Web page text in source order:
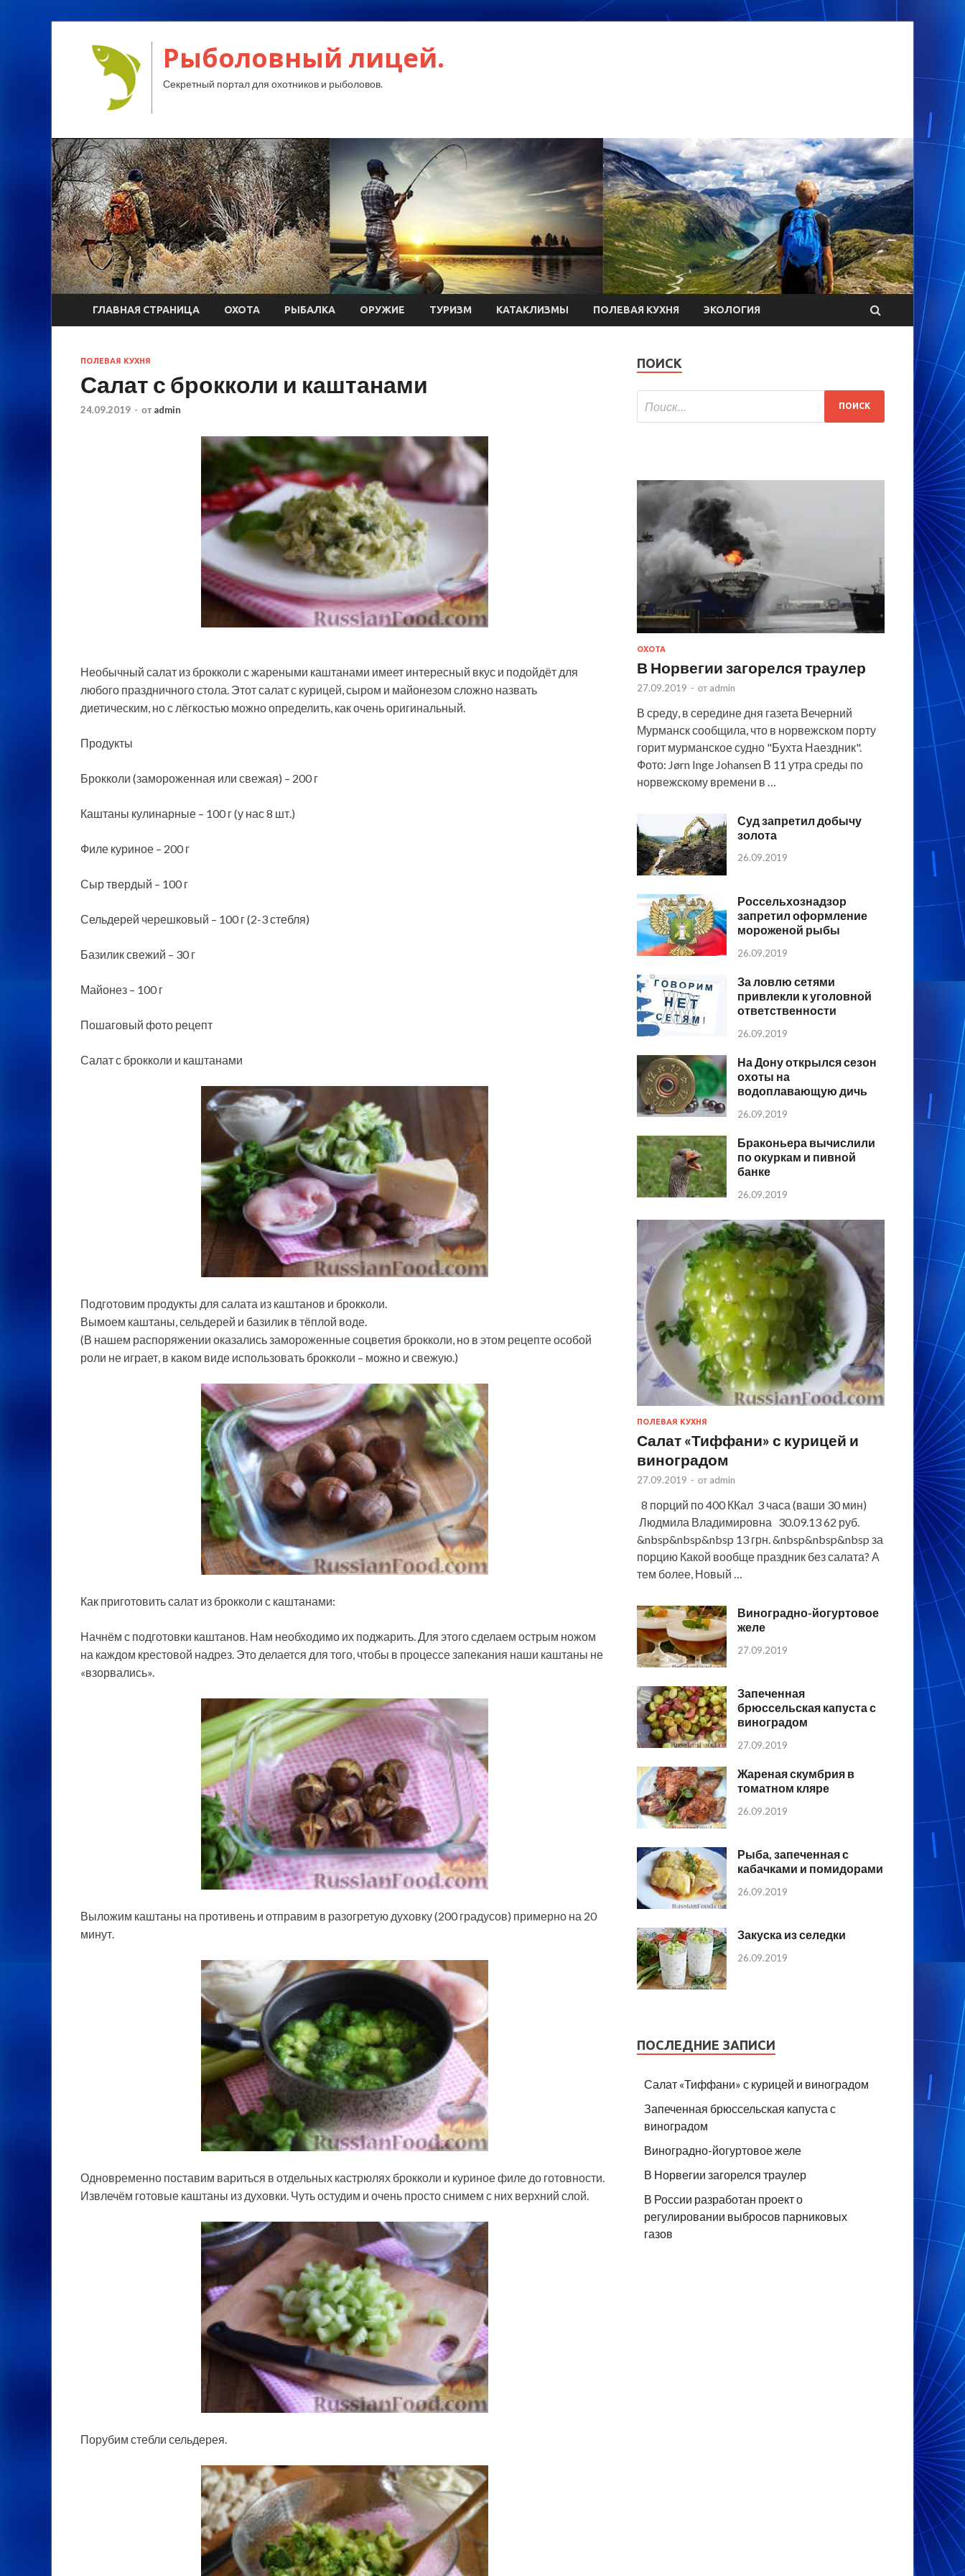
Рыболовный лицей.
Секретный портал для охотников и рыболовов.
ГЛАВНАЯ СТРАНИЦА ОХОТА РЫБАЛКА ОРУЖИЕ ТУРИЗМ КАТАКЛИЗМЫ ПОЛЕВАЯ КУХНЯ ЭКОЛОГИЯ
ПОЛЕВАЯ КУХНЯ
Салат с брокколи и каштанами
24.09.2019 - от admin
Необычный салат из брокколи с жареными каштанами имеет интересный вкус и подойдёт для
любого праздничного стола. Этот салат с курицей, сыром и майонезом сложно назвать
диетическим, но с лёгкостью можно определить, как очень оригинальный.
Продукты
Брокколи (замороженная или свежая) – 200 г
Каштаны кулинарные – 100 г (у нас 8 шт.)
Филе куриное – 200 г
Сыр твердый – 100 г
Сельдерей черешковый – 100 г (2-3 стебля)
Базилик свежий – 30 г
Майонез – 100 г
Пошаговый фото рецепт
Салат с брокколи и каштанами
Подготовим продукты для салата из каштанов и брокколи.
Вымоем каштаны, сельдерей и базилик в тёплой воде.
(В нашем распоряжении оказались замороженные соцветия брокколи, но в этом рецепте особой
роли не играет, в каком виде использовать брокколи – можно и свежую.)
Как приготовить салат из брокколи с каштанами:
Начнём с подготовки каштанов. Нам необходимо их поджарить. Для этого сделаем острым ножом
на каждом крестовой надрез. Это делается для того, чтобы в процессе запекания наши каштаны не
«взорвались».
Выложим каштаны на противень и отправим в разогретую духовку (200 градусов) примерно на 20
минут.
Одновременно поставим вариться в отдельных кастрюлях брокколи и куриное филе до готовности.
Извлечём готовые каштаны из духовки. Чуть остудим и очень просто снимем с них верхний слой.
Порубим стебли сельдерея.
ПОИСК
ОХОТА
В Норвегии загорелся траулер
27.09.2019 - от admin
В среду, в середине дня газета Вечерний
Мурманск сообщила, что в норвежском порту
горит мурманское судно "Бухта Наездник".
Фото: Jørn Inge Johansen В 11 утра среды по
норвежскому времени в …
Суд запретил добычу
золота
26.09.2019
Россельхознадзор
запретил оформление
мороженой рыбы
26.09.2019
За ловлю сетями
привлекли к уголовной
ответственности
26.09.2019
На Дону открылся сезон
охоты на
водоплавающую дичь
26.09.2019
Браконьера вычислили
по окуркам и пивной
банке
26.09.2019
ПОЛЕВАЯ КУХНЯ
Салат «Тиффани» с курицей и
виноградом
27.09.2019 - от admin
8 порций по 400 ККал 3 часа (ваши 30 мин)
Людмила Владимировна 30.09.13 62 руб.
&nbsp&nbsp&nbsp 13 грн. &nbsp&nbsp&nbsp за
порцию Какой вообще праздник без салата? А
тем более, Новый …
Виноградно-йогуртовое
желе
27.09.2019
Запеченная
брюссельская капуста с
виноградом
27.09.2019
Жареная скумбрия в
томатном кляре
26.09.2019
Рыба, запеченная с
кабачками и помидорами
26.09.2019
Закуска из селедки
26.09.2019
ПОСЛЕДНИЕ ЗАПИСИ
Салат «Тиффани» с курицей и виноградом
Запеченная брюссельская капуста с
виноградом
Виноградно-йогуртовое желе
В Норвегии загорелся траулер
В России разработан проект о
регулировании выбросов парниковых
газов